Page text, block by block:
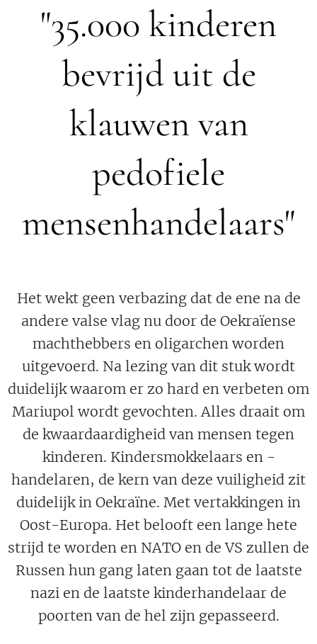
"35.000 kinderen
bevrijd uit de
klauwen van
pedofiele
mensenhandelaars"
Het wekt geen verbazing dat de ene na de
andere valse vlag nu door de Oekraïense
machthebbers en oligarchen worden
uitgevoerd. Na lezing van dit stuk wordt
duidelijk waarom er zo hard en verbeten om
Mariupol wordt gevochten. Alles draait om
de kwaardaardigheid van mensen tegen
kinderen. Kindersmokkelaars en -
handelaren, de kern van deze vuiligheid zit
duidelijk in Oekraïne. Met vertakkingen in
Oost-Europa. Het belooft een lange hete
strijd te worden en NATO en de VS zullen de
Russen hun gang laten gaan tot de laatste
nazi en de laatste kinderhandelaar de
poorten van de hel zijn gepasseerd.